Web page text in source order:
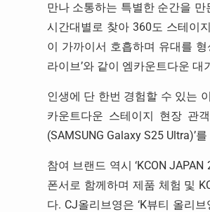
만나 소통하는 특별한 순간을
시간대별로 찾아 360도 스테이
이 가까이서 호흡하며 유대를
라이브’와 같이 엠카운트다운 대
인생에 단 한번 경험할 수 있는
카운트다운 스테이지 현장 관
(SAMSUNG Galaxy S25 Ultra)’
참여 브랜드 역시 ‘KCON
폰서로 함께하며 제품 체험 및
다. CJ올리브영은 ‘K뷰티 올리